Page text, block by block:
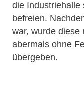
die Industriehalle
befreien.
war, wurde diese
abermals ohne
übergeben.